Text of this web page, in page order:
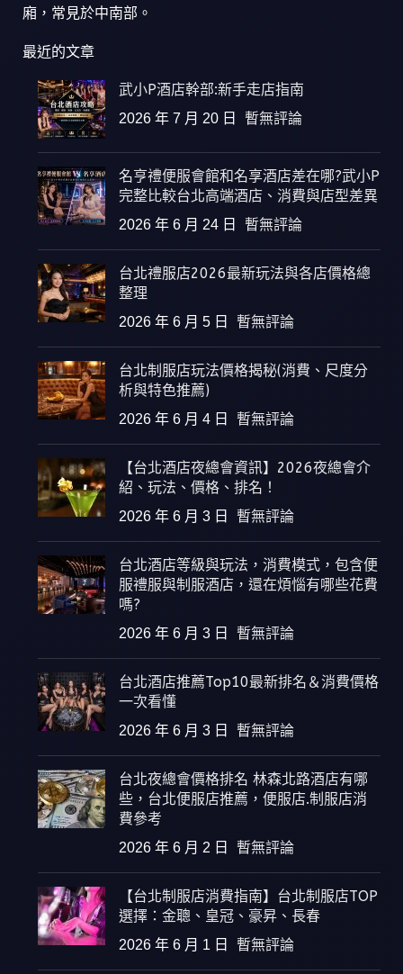
廂，常見於中南部。
最近的文章
武小P酒店幹部:新手走店指南
2026 年 7 月 20 日 暫無評論
名亨禮便服會館和名享酒店差在哪?武小P
完整比較台北高端酒店、消費與店型差異
2026 年 6 月 24 日 暫無評論
台北禮服店2026最新玩法與各店價格總
整理
2026 年 6 月 5 日 暫無評論
台北制服店玩法價格揭秘(消費、尺度分
析與特色推薦)
2026 年 6 月 4 日 暫無評論
【台北酒店夜總會資訊】2026夜總會介
紹、玩法、價格、排名！
2026 年 6 月 3 日 暫無評論
台北酒店等級與玩法，消費模式，包含便
服禮服與制服酒店，還在煩惱有哪些花費
嗎?
2026 年 6 月 3 日 暫無評論
台北酒店推薦Top10最新排名＆消費價格
一次看懂
2026 年 6 月 3 日 暫無評論
台北夜總會價格排名 林森北路酒店有哪
些，台北便服店推薦，便服店.制服店消
費參考
2026 年 6 月 2 日 暫無評論
【台北制服店消費指南】台北制服店TOP
選擇：金聰、皇冠、豪昇、長春
2026 年 6 月 1 日 暫無評論